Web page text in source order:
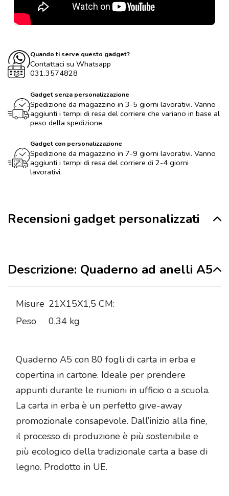
Quando ti serve questo gadget?
Contattaci su Whatsapp
031.3574828
Gadget senza personalizzazione
Spedizione da magazzino in 3-5 giorni lavorativi. Vanno
aggiunti i tempi di resa del corriere che variano in base al
peso della spedizione.
Gadget con personalizzazione
Spedizione da magazzino in 7-9 giorni lavorativi. Vanno
aggiunti i tempi di resa del corriere di 2-4 giorni
lavorativi.
Recensioni gadget personalizzati
Descrizione: Quaderno ad anelli A5
Misure 21X15X1,5 CM:
Peso
0,34 kg
Quaderno A5 con 80 fogli di carta in erba e
copertina in cartone. Ideale per prendere
appunti durante le riunioni in ufficio o a scuola.
La carta in erba è un perfetto give-away
promozionale consapevole. Dall’inizio alla fine,
il processo di produzione è più sostenibile e
più ecologico della tradizionale carta a base di
legno. Prodotto in UE.